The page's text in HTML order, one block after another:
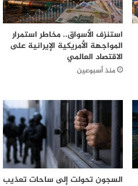
استنزف الأسواق.. مخاطر استمرار
المواجهة الأمريكية الإيرانية على
الاقتصاد العالمي
منذ أسبوعين
السجون تحولت إلى ساحات تعذيب